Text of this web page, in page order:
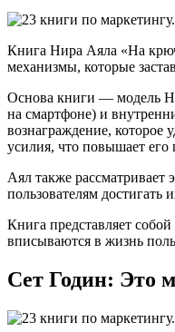
Книга Нира Аяла «На
механизмы, которые
Основа книги — модель
на смартфоне) и
вознаграждение, которое
усилия, что повышает его
Аял также рассматривает
пользователям
Книга представляет
вписываются в жизнь
Сет Годин: Это